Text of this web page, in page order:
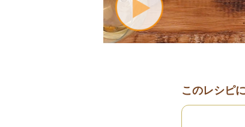
このレシピ